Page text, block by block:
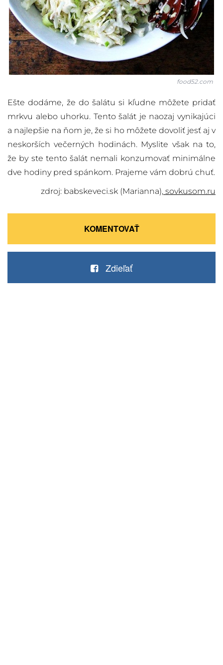
food52.com
Ešte dodáme, že do šalátu si kľudne môžete pridať
mrkvu alebo uhorku. Tento šalát je naozaj vynikajúci
a najlepšie na ňom je, že si ho môžete dovoliť jesť aj v
neskorších večerných hodinách. Myslite však na to,
že by ste tento šalát nemali konzumovať minimálne
dve hodiny pred spánkom. Prajeme vám dobrú chuť.
zdroj: babskeveci.sk (Marianna), sovkusom.ru
KOMENTOVAŤ
Zdieľať